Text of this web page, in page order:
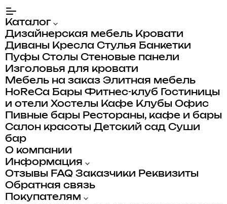
Каталог
Дизайнерская мебель Кровати
Диваны Кресла Стулья Банкетки
Пуфы Столы Стеновые панели
Изголовья для кровати
Мебель на заказ Элитная мебель
HoReCa Бары Фитнес-клуб
Гостиницы
и отели Хостелы Кафе Клубы Офис
Пивные бары Рестораны, кафе и бары
Салон красоты Детский сад Суши
бар
О компании
Информация
Отзывы FAQ Заказчики Реквизиты
Обратная связь
Покупателям